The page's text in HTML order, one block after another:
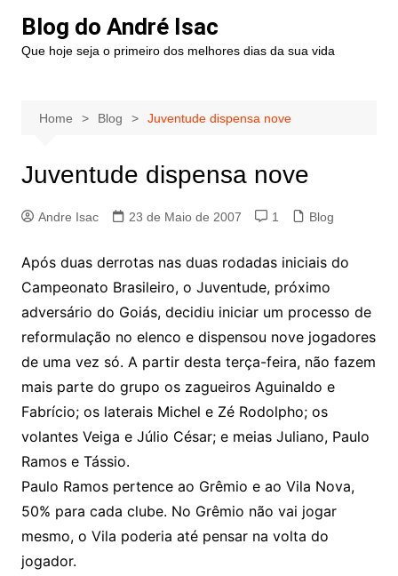
Blog do André Isac
Que hoje seja o primeiro dos melhores dias da sua vida
Home Blog Juventude dispensa nove
Juventude dispensa nove
Andre Isac 23 de Maio de 2007 1 Blog
Após duas derrotas nas duas rodadas iniciais do
Campeonato Brasileiro, o Juventude, próximo
adversário do Goiás, decidiu iniciar um processo de
reformulação no elenco e dispensou nove jogadores
de uma vez só. A partir desta terça-feira, não fazem
mais parte do grupo os zagueiros Aguinaldo e
Fabrício; os laterais Michel e Zé Rodolpho; os
volantes Veiga e Júlio César; e meias Juliano, Paulo
Ramos e Tássio.
Paulo Ramos pertence ao Grêmio e ao Vila Nova,
50% para cada clube. No Grêmio não vai jogar
mesmo, o Vila poderia até pensar na volta do
jogador.